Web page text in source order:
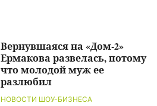
НОВОСТИ ШОУ-БИЗНЕСА
Вернувшаяся на «Дом-2»
Ермакова развелась, потому
что молодой муж ее
разлюбил